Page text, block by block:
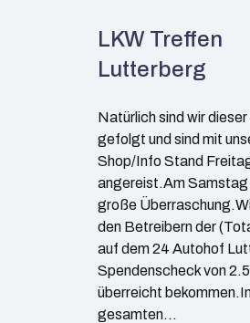
LKW Treffen
Lutterberg
Natürlich sind wir
gefolgt und sind mit
Shop/Info Stand
angereist.Am Samstag
große
den Betreibern der
auf dem 24 Autohof
Spendenscheck von
überreicht
gesamten…